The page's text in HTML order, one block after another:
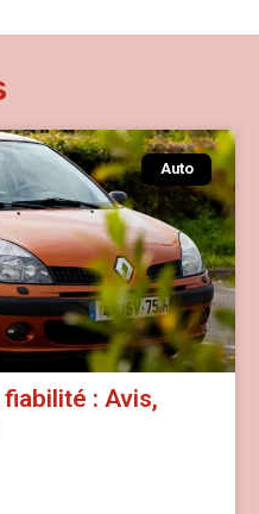
Auto
: Avis,